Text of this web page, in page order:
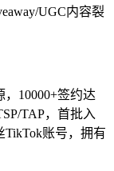
UGC内容裂
10000+签约达
TAP，首批入
TikTok账号，拥有